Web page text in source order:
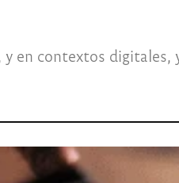
en contextos digitales,